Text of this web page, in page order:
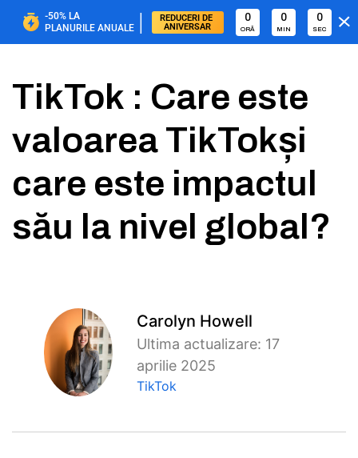
-50% LA
PLANURILE ANUALE |
REDUCERI DE
ANIVERSAR
0
ORĂ
0
MIN
0
SEC
TikTok : Care este
valoarea TikTokși
care este impactul
său la nivel global?
Carolyn Howell
Ultima actualizare: 17
aprilie 2025
TikTok